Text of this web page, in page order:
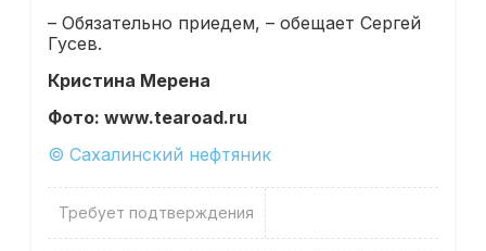
– Обязательно приедем, – обещает Сергей
Гусев.
Кристина Мерена
Фото: www.tearoad.ru
© Сахалинский нефтяник
Требует подтверждения